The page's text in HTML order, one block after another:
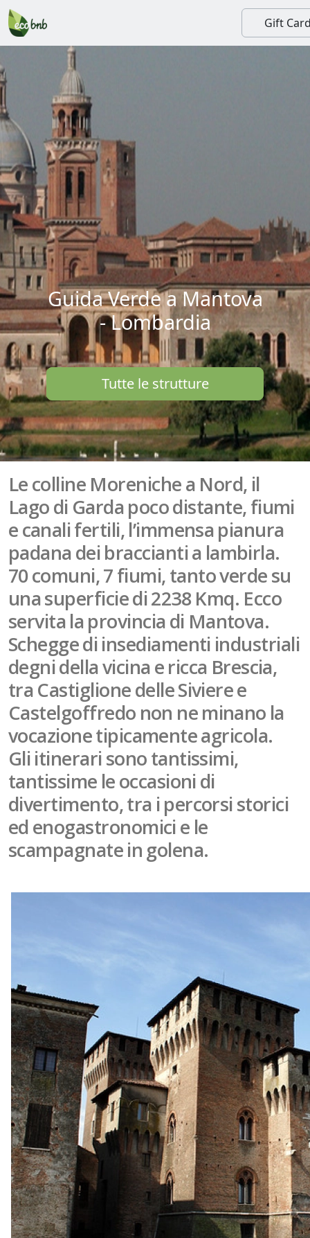
Gift
Guida Verde a Mantova
- Lombardia
Tutte le strutture
Le colline Moreniche a Nord, il
Lago di Garda poco distante, fiumi
e canali fertili, l’immensa pianura
padana dei braccianti a lambirla.
70 comuni, 7 fiumi, tanto verde su
una superficie di 2238 Kmq. Ecco
servita la provincia di Mantova.
Schegge di insediamenti industriali
degni della vicina e ricca Brescia,
tra Castiglione delle Siviere e
Castelgoffredo non ne minano la
vocazione tipicamente agricola.
Gli itinerari sono tantissimi,
tantissime le occasioni di
divertimento, tra i percorsi storici
ed enogastronomici e le
scampagnate in golena.